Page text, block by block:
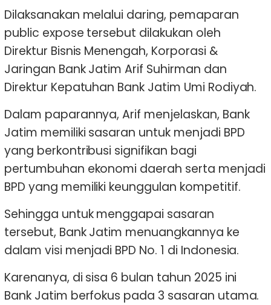
Dilaksanakan melalui daring, pemaparan
public expose tersebut dilakukan oleh
Direktur Bisnis Menengah, Korporasi &
Jaringan Bank Jatim Arif Suhirman dan
Direktur Kepatuhan Bank Jatim Umi Rodiyah.
Dalam paparannya, Arif menjelaskan, Bank
Jatim memiliki sasaran untuk menjadi BPD
yang berkontribusi signifikan bagi
pertumbuhan ekonomi daerah serta menjadi
BPD yang memiliki keunggulan kompetitif.
Sehingga untuk menggapai sasaran
tersebut, Bank Jatim menuangkannya ke
dalam visi menjadi BPD No. 1 di Indonesia.
Karenanya, di sisa 6 bulan tahun 2025 ini
Bank Jatim berfokus pada 3 sasaran utama.